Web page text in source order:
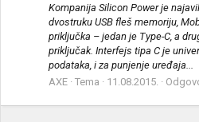
Kompanija Silicon Power je
dvostruku USB fleš memoriju,
priključka – jedan je Type-C, a
priključak. Interfejs tipa C je
podataka, i za punjenje uređaja...
AXE Tema 11.08.2015.